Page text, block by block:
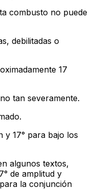
combusto no puede
debilitadas o
17
tan severamente.
.
y 17° para bajo los
algunos textos,
de amplitud y
la conjunción